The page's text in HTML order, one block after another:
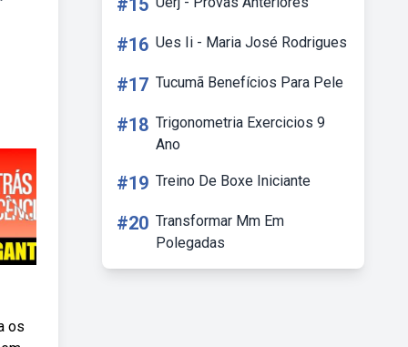
os
#15
#16 Ues Ii - Maria José Rodrigues
#17 Tucumã Benefícios Para Pele
#18 Trigonometria Exercicios 9
Ano
#19 Treino De Boxe Iniciante
#20 Transformar Mm Em
Polegadas